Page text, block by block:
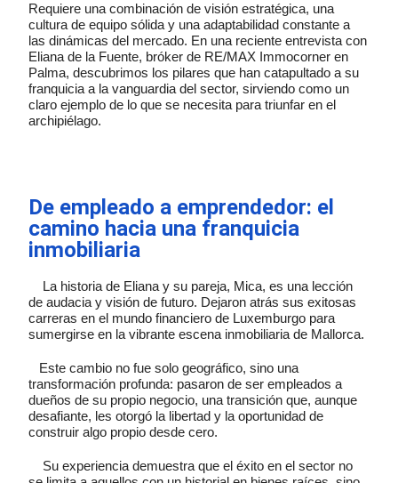
Requiere una combinación de visión estratégica, una
cultura de equipo sólida y una adaptabilidad constante a
las dinámicas del mercado. En una reciente entrevista con
Eliana de la Fuente, bróker de RE/MAX Immocorner en
Palma, descubrimos los pilares que han catapultado a su
franquicia a la vanguardia del sector, sirviendo como un
claro ejemplo de lo que se necesita para triunfar en el
archipiélago.
De empleado a emprendedor: el
camino hacia una franquicia
inmobiliaria
La historia de Eliana y su pareja, Mica, es una lección
de audacia y visión de futuro. Dejaron atrás sus exitosas
carreras en el mundo financiero de Luxemburgo para
sumergirse en la vibrante escena inmobiliaria de Mallorca.
Este cambio no fue solo geográfico, sino una
transformación profunda: pasaron de ser empleados a
dueños de su propio negocio, una transición que, aunque
desafiante, les otorgó la libertad y la oportunidad de
construir algo propio desde cero.
Su experiencia demuestra que el éxito en el sector no